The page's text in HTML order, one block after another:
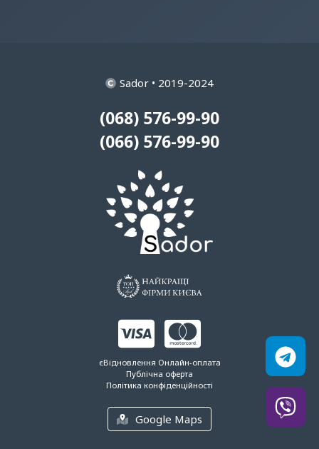
Sador • 2019-2024
(068) 576-99-90
(066) 576-99-90
єВідновлення Онлайн-оплата
Публічна оферта
Політика конфіденційності
Google Maps